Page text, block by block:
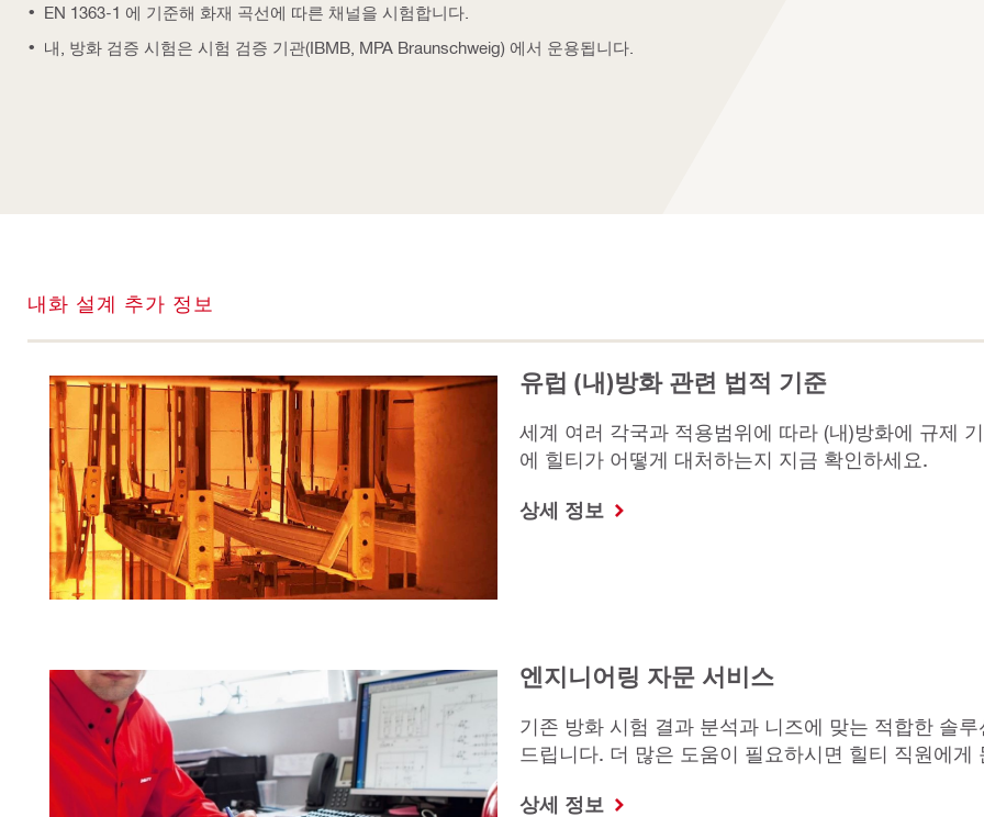
EN 1363-1 에 기준해 화재 곡선에 따른 채널을 시험합니다.
내, 방화 검증 시험은 시험 검증 기관(IBMB, MPA Braunschweig) 에서 운용됩니다.
내화 설계 추가 정보
유럽 (내)방화 관련 법적 기준
세계 여러 각국과 적용범위에 따라 (내)방화에 규제
에 힐티가 어떻게 대처하는지 지금 확인하세요.
상세 정보
엔지니어링 자문 서비스
기존 방화 시험 결과 분석과 니즈에 맞는 적합한 솔
드립니다. 더 많은 도움이 필요하시면 힐티 직원에게
상세 정보